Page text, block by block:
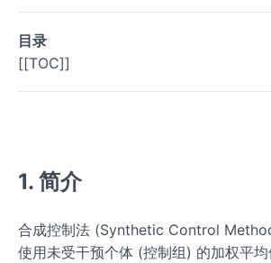
目录
[[TOC]]
1. 简介
合成控制法 (Synthetic Control
使用未受干预个体 (控制组) 的加权平